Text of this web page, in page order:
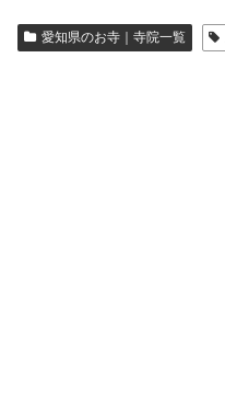
愛知県のお寺｜寺院一覧